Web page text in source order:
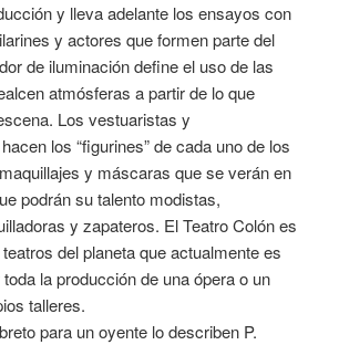
y lleva adelante los ensayos con
y actores que formen parte del
de iluminación define el uso de las
atmósferas a partir de lo que
Los vestuaristas y
los “figurines” de cada uno de los
y máscaras que se verán en
podrán su talento modistas,
y zapateros. El Teatro Colón es
del planeta que actualmente es
la producción de una ópera o un
talleres.
para un oyente lo describen P.